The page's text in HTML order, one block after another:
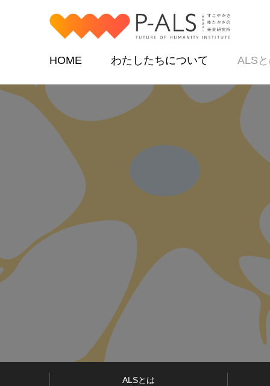
HOME わたしたちについて ALS
ALSとは